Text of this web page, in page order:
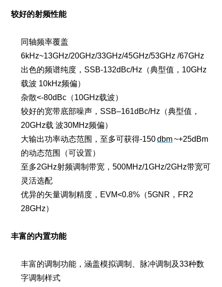
较好的射频性能
同轴频率覆盖
6kHz~13GHz/20GHz/33GHz/45GHz/53GHz /67GHz
出色的频谱纯度，SSB-132dBc/Hz（典型值，10GHz
载波 10kHz频偏）
杂散<-80dBc（10GHz载波）
较好的宽带底部噪声，SSB–161dBc/Hz（典型值，
20GHz载 波30MHz频偏）
大输出功率动态范围，至多可获得-150dbm~+25dBm
的动态范围（可设置）
至多2GHz射频调制带宽，500MHz/1GHz/2GHz带宽可
灵活选配
优异的矢量调制精度，EVM<0.8%（5GNR，FR2
28GHz）
丰富的内置功能
丰富的调制功能，涵盖模拟调制、脉冲调制及33种数
字调制样式